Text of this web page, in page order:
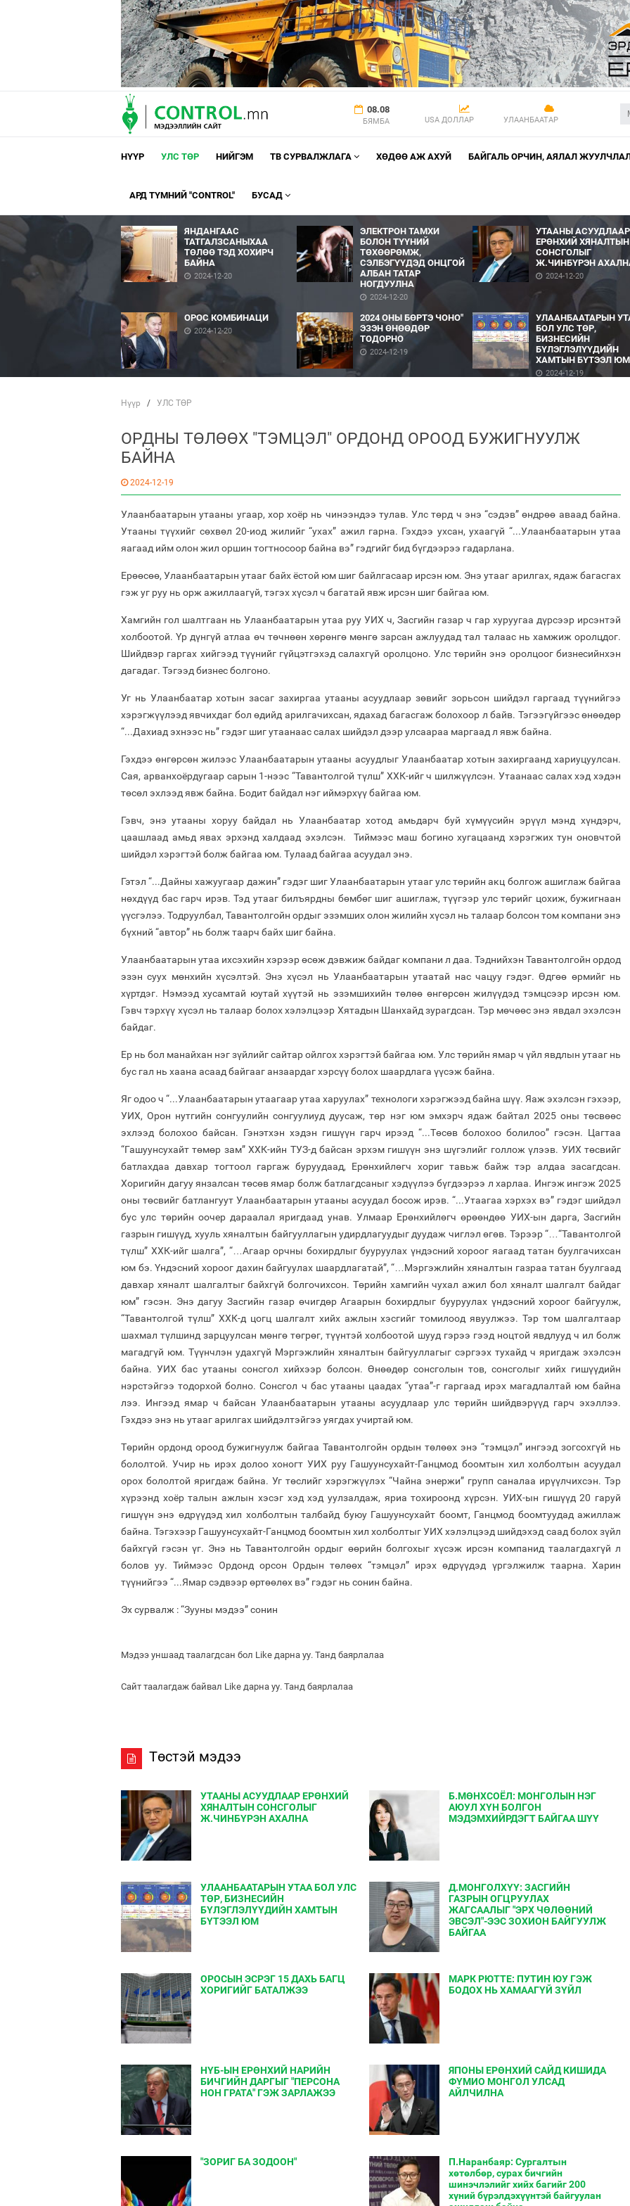
08.08
БЯМБА USA ДОЛЛАР УЛААНБААТАР
НҮҮР УЛС ТӨР НИЙГЭМ ТВ СУРВАЛЖЛАГА ХӨДӨӨ АЖ АХУЙ БАЙГАЛЬ ОРЧИН, АЯЛАЛ
АРД ТҮМНИЙ "CONTROL" БУСАД
ЯНДАНГААС
ТАТГАЛЗСАНЫХАА
ТӨЛӨӨ ТЭД ХОХИРЧ
БАЙНА
2024-12-20
ЭЛЕКТРОН ТАМХИ
БОЛОН ТҮҮНИЙ
ТӨХӨӨРӨМЖ,
СЭЛБЭГҮҮДЭД ОНЦГОЙ
АЛБАН ТАТАР
НОГДУУЛНА
2024-12-20
УТААНЫ АСУУДЛААР
ЕРӨНХИЙ ХЯНАЛТЫН
СОНСГОЛЫГ
Ж.ЧИНБҮРЭН
2024-12-20
ОРОС КОМБИНАЦИ
2024-12-20
2024 ОНЫ БӨРТЭ ЧОНО"
ЭЗЭН ӨНӨӨДӨР
ТОДОРНО
2024-12-19
УЛААНБААТАРЫН
БОЛ УЛС ТӨР,
БИЗНЕСИЙН
БҮЛЭГЛЭЛҮҮДИЙН
ХАМТЫН БҮТЭЭЛ ЮМ
2024-12-19
Нүүр / УЛС ТӨР
ОРДНЫ ТӨЛӨӨХ "ТЭМЦЭЛ" ОРДОНД ОРООД БУЖИГНУУЛЖ
БАЙНА
2024-12-19
Улаанбаатарын утааны угаар, хор хоёр нь чинээндээ тулав. Улс төрд ч энэ “сэдэв” өндрөө аваад байна.
Утааны түүхийг сөхвөл 20-иод жилийг “ухах” ажил гарна. Гэхдээ ухсан, ухаагүй “...Улаанбаатарын утаа
яагаад ийм олон жил оршин тогтносоор байна вэ” гэдгийг бид бүгдээрээ гадарлана.
Ерөөсөө, Улаанбаатарын утааг байх ёстой юм шиг байлгасаар ирсэн юм. Энэ утааг арилгах, ядаж багасгах
гэж уг руу нь орж ажиллаагүй, тэгэх хүсэл ч багатай явж ирсэн шиг байгаа юм.
Хамгийн гол шалтгаан нь Улаанбаатарын утаа руу УИХ ч, Засгийн газар ч гар хуруугаа дүрсээр ирсэнтэй
холбоотой. Үр дүнгүй атлаа өч төчнөөн хөрөнгө мөнгө зарсан ажлуудад тал талаас нь хамжиж оролцдог.
Шийдвэр гаргах хийгээд түүнийг гүйцэтгэхэд салахгүй оролцоно. Улс төрийн энэ оролцоог бизнесийнхэн
дагадаг. Тэгээд бизнес болгоно.
Уг нь Улаанбаатар хотын засаг захиргаа утааны асуудлаар зөвийг зорьсон шийдэл гаргаад түүнийгээ
хэрэгжүүлээд явчихдаг бол өдийд арилгачихсан, ядахад багасгаж болохоор л байв. Тэгээгүйгээс өнөөдөр
“...Дахиад эхнээс нь” гэдэг шиг утаанаас салах шийдэл дээр улсаараа маргаад л явж байна.
Гэхдээ өнгөрсөн жилээс Улаанбаатарын утааны асуудлыг Улаанбаатар хотын захиргаанд хариуцуулсан.
Сая, арванхоёрдугаар сарын 1-нээс “Тавантолгой түлш” ХХК-ийг ч шилжүүлсэн. Утаанаас салах хэд хэдэн
төсөл эхлээд явж байна. Бодит байдал нэг иймэрхүү байгаа юм.
Гэвч, энэ утааны хоруу байдал нь Улаанбаатар хотод амьдарч буй хүмүүсийн эрүүл мэнд хүндэрч,
цаашлаад амьд явах эрхэнд халдаад эхэлсэн. Тиймээс маш богино хугацаанд хэрэгжих тун оновчтой
шийдэл хэрэгтэй болж байгаа юм. Тулаад байгаа асуудал энэ.
Гэтэл “...Дайны хажуугаар дажин” гэдэг шиг Улаанбаатарын утааг улс төрийн акц болгож ашиглаж байгаа
нөхдүүд бас гарч ирэв. Тэд утааг билъярдны бөмбөг шиг ашиглаж, түүгээр улс төрийг цохиж, бужигнаан
үүсгэлээ. Тодруулбал, Тавантолгойн ордыг эзэмших олон жилийн хүсэл нь талаар болсон том компани энэ
бүхний “автор” нь болж таарч байх шиг байна.
Улаанбаатарын утаа ихсэхийн хэрээр өсөж дэвжиж байдаг компани л даа. Тэднийхэн Тавантолгойн ордод
эзэн суух мөнхийн хүсэлтэй. Энэ хүсэл нь Улаанбаатарын утаатай нас чацуу гэдэг. Өдгөө өрмийг нь
хүртдэг. Нэмээд хусамтай юутай хүүтэй нь эзэмшихийн төлөө өнгөрсөн жилүүдэд тэмцсээр ирсэн юм.
Гэвч тэрхүү хүсэл нь талаар болох хэлэлцээр Хятадын Шанхайд зурагдсан. Тэр мөчөөс энэ явдал эхэлсэн
байдаг.
Ер нь бол манайхан нэг зүйлийг сайтар ойлгох хэрэгтэй байгаа юм. Улс төрийн ямар ч үйл явдлын утааг нь
бус гал нь хаана асаад байгааг анзаардаг хэрсүү болох шаардлага үүсэж байна.
Яг одоо ч “...Улаанбаатарын утаагаар утаа харуулах” технологи хэрэгжээд байна шүү. Яаж эхэлсэн гэхээр,
УИХ, Орон нутгийн сонгуулийн сонгуулиуд дуусаж, төр нэг юм эмхэрч ядаж байтал 2025 оны төсвөөс
эхлээд болохоо байсан. Гэнэтхэн хэдэн гишүүн гарч ирээд “...Төсөв болохоо болилоо” гэсэн. Цагтаа
“Гашуунсухайт төмөр зам” ХХК-ийн ТУЗ-д байсан эрхэм гишүүн энэ шүгэлийг голлож үлээв. УИХ төсвийг
батлахдаа давхар тогтоол гаргаж буруудаад, Ерөнхийлөгч хориг тавьж байж тэр алдаа засагдсан.
Хоригийн дагуу янзалсан төсөв ямар болж батлагдсаныг хэдүүлээ бүгдээрээ л харлаа. Ингэж ингэж 2025
оны төсвийг батлангуут Улаанбаатарын утааны асуудал босож ирэв. “...Утаагаа хэрхэх вэ” гэдэг шийдэл
бус улс төрийн оочер дараалал яригдаад унав. Улмаар Ерөнхийлөгч өрөөндөө УИХ-ын дарга, Засгийн
газрын гишүүд, хууль хяналтын байгууллагын удирдлагуудыг дуудаж чиглэл өгөв. Тэрээр “…“Тавантолгой
түлш” ХХК-ийг шалга”, “…Агаар орчны бохирдлыг бууруулах үндэсний хороог яагаад татан буулгачихсан
юм бэ. Үндэсний хороог дахин байгуулах шаардлагатай”, “…Мэргэжлийн хяналтын газраа татан буулгаад
давхар хяналт шалгалтыг байхгүй болгочихсон. Төрийн хамгийн чухал ажил бол хяналт шалгалт байдаг
юм” гэсэн. Энэ дагуу Засгийн газар өчигдөр Агаарын бохирдлыг бууруулах үндэсний хороог байгуулж,
“Тавантолгой түлш” ХХК-д цогц шалгалт хийх ажлын хэсгийг томилоод явуулжээ. Тэр том шалгалтаар
шахмал түлшинд зарцуулсан мөнгө төгрөг, түүнтэй холбоотой шууд гэрээ гээд ноцтой явдлууд ч ил болж
магадгүй юм. Түүнчлэн удахгүй Мэргэжлийн хяналтын байгууллагыг сэргээх тухайд ч яригдаж эхэлсэн
байна. УИХ бас утааны сонсгол хийхээр болсон. Өнөөдөр сонсголын тов, сонсголыг хийх гишүүдийн
нэрстэйгээ тодорхой болно. Сонсгол ч бас утааны цаадах “утаа”-г гаргаад ирэх магадлалтай юм байна
лээ. Ингээд ямар ч байсан Улаанбаатарын утааны асуудлаар улс төрийн шийдвэрүүд гарч эхэллээ.
Гэхдээ энэ нь утааг арилгах шийдэлтэйгээ уягдах учиртай юм.
Төрийн ордонд ороод бужигнуулж байгаа Тавантолгойн ордын төлөөх энэ “тэмцэл” ингээд зогсохгүй нь
бололтой. Учир нь ирэх долоо хоногт УИХ руу Гашуунсухайт-Ганцмод боомтын хил холболтын асуудал
орох бололтой яригдаж байна. Уг төслийг хэрэгжүүлэх “Чайна энержи” групп саналаа ирүүлчихсэн. Тэр
хүрээнд хоёр талын ажлын хэсэг хэд хэд уулзалдаж, яриа тохироонд хүрсэн. УИХ-ын гишүүд 20 гаруй
гишүүн энэ өдрүүдэд хил холболтын талбайд буюу Гашуунсухайт боомт, Ганцмод боомтуудад ажиллаж
байна. Тэгэхээр Гашуунсухайт-Ганцмод боомтын хил холболтыг УИХ хэлэлцээд шийдэхэд саад болох зүйл
байхгүй гэсэн үг. Энэ нь Тавантолгойн ордыг өөрийн болгохыг хүсэж ирсэн компанид таалагдахгүй л
болов уу. Тиймээс Ордонд орсон Ордын төлөөх “тэмцэл” ирэх өдрүүдэд үргэлжилж таарна. Харин
түүнийгээ “...Ямар сэдвээр өртөөлөх вэ” гэдэг нь сонин байна.
Эх сурвалж : “Зууны мэдээ” сонин
Мэдээ уншаад таалагдсан бол Like дарна уу. Танд баярлалаа
Сайт таалагдаж байвал Like дарна уу. Танд баярлалаа
Төстэй мэдээ
УТААНЫ АСУУДЛААР ЕРӨНХИЙ
ХЯНАЛТЫН СОНСГОЛЫГ
Ж.ЧИНБҮРЭН АХАЛНА
Б.МӨНХСОЁЛ: МОНГОЛЫН НЭГ
АЮУЛ ХҮН БОЛГОН
МЭДЭМХИЙРДЭГТ БАЙГАА ШҮҮ
УЛААНБААТАРЫН УТАА БОЛ УЛС
ТӨР, БИЗНЕСИЙН
БҮЛЭГЛЭЛҮҮДИЙН ХАМТЫН
БҮТЭЭЛ ЮМ
Д.МОНГОЛХҮҮ: ЗАСГИЙН
ГАЗРЫН ОГЦРУУЛАХ
ЖАГСААЛЫГ "ЭРХ ЧӨЛӨӨНИЙ
ЭВСЭЛ"-ЭЭС ЗОХИОН БАЙГУУЛЖ
БАЙГАА
ОРОСЫН ЭСРЭГ 15 ДАХЬ БАГЦ
ХОРИГИЙГ БАТАЛЖЭЭ
МАРК РЮТТЕ: ПУТИН ЮУ ГЭЖ
БОДОХ НЬ ХАМААГҮЙ ЗҮЙЛ
НҮБ-ЫН ЕРӨНХИЙ НАРИЙН
БИЧГИЙН ДАРГЫГ "ПЕРСОНА
НОН ГРАТА" ГЭЖ ЗАРЛАЖЭЭ
ЯПОНЫ ЕРӨНХИЙ САЙД КИШИДА
ФҮМИО МОНГОЛ УЛСАД
АЙЛЧИЛНА
"ЗОРИГ БА ЗОДООН"
П.Наранбаяр: Сургалтын
хөтөлбөр, сурах бичгийн
шинэчлэлийг хийх багийг 200
хүний бүрэлдэхүүнтэй байгуулан